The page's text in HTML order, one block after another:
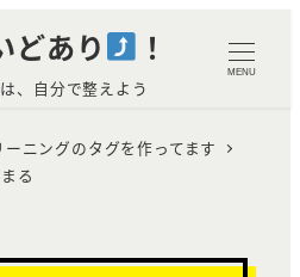
どあり ！
、自分で整えよう
MENU
ーニングのタグを作ってます
る